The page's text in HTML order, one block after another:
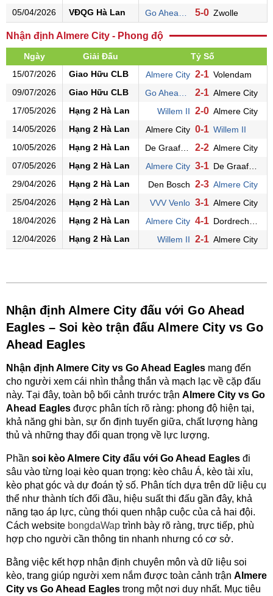
05/04/2026
VĐQG Hà Lan 5-0 Zwolle
Nhận định Almere City - Phong độ
Ngày Giải Đấu
Tỷ Số
15/07/2026
Giao Hữu CLB Almere City 2-1 Volendam
09/07/2026
Giao Hữu CLB 2-1 Almere City
17/05/2026
Hạng 2 Hà Lan Willem II 2-0 Almere City
14/05/2026
Hạng 2 Hà Lan Almere City 0-1 Willem II
10/05/2026
Hạng 2 Hà Lan 2-2 Almere City
07/05/2026
Hạng 2 Hà Lan Almere City 3-1
29/04/2026
Hạng 2 Hà Lan Den Bosch 2-3 Almere City
25/04/2026
Hạng 2 Hà Lan VVV Venlo 3-1 Almere City
18/04/2026
Hạng 2 Hà Lan Almere City 4-1
12/04/2026
Hạng 2 Hà Lan Willem II 2-1 Almere City
Nhận định Almere City đấu với Go Ahead
Eagles – Soi kèo trận đấu Almere City vs Go
Ahead Eagles
Nhận định Almere City vs Go Ahead Eagles mang đến
cho người xem cái nhìn thẳng thắn và mạch lạc về cặp đấu
này. Tại đây, toàn bộ bối cảnh trước trận Almere City vs Go
Ahead Eagles được phân tích rõ ràng: phong độ hiện tại,
khả năng ghi bàn, sự ổn định tuyến giữa, chất lượng hàng
thủ và những thay đổi quan trọng về lực lượng.
Phần soi kèo Almere City đấu với Go Ahead Eagles đi
sâu vào từng loại kèo quan trọng: kèo châu Á, kèo tài xỉu,
kèo phạt góc và dự đoán tỷ số. Phân tích dựa trên dữ liệu cụ
thể như thành tích đối đầu, hiệu suất thi đấu gần đây, khả
năng tạo áp lực, cùng thói quen nhập cuộc của cả hai đội.
Cách website bongdaWap trình bày rõ ràng, trực tiếp, phù
hợp cho người cần thông tin nhanh nhưng có cơ sở.
Bằng việc kết hợp nhận định chuyên môn và dữ liệu soi
kèo, trang giúp người xem nắm được toàn cảnh trận Almere
City vs Go Ahead Eagles trong một nơi duy nhất. Mục tiêu